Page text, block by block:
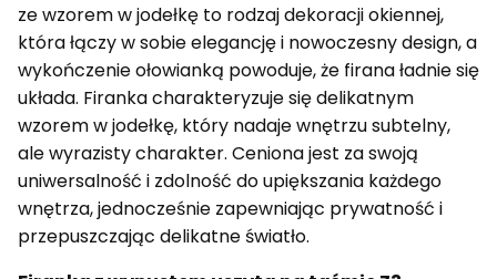
ze wzorem w jodełkę to rodzaj dekoracji okiennej,
która łączy w sobie elegancję i nowoczesny design, a
wykończenie ołowianką powoduje, że firana ładnie się
układa. Firanka charakteryzuje się delikatnym
wzorem w jodełkę, który nadaje wnętrzu subtelny,
ale wyrazisty charakter. Ceniona jest za swoją
uniwersalność i zdolność do upiększania każdego
wnętrza, jednocześnie zapewniając prywatność i
przepuszczając delikatne światło.